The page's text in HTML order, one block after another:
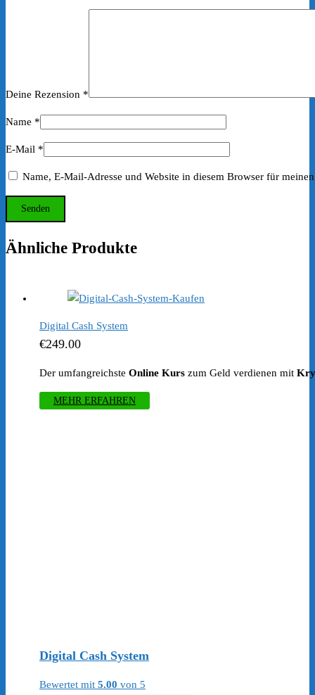
Deine Rezension *
Name *
E-Mail *
Name, E-Mail-Adresse und Website in diesem Browser für
Ähnliche Produkte
Digital Cash System
€249.00
Der umfangreichste Online Kurs zum Geld verdienen mit
MEHR ERFAHREN
Digital Cash System
Bewertet mit 5.00 von 5